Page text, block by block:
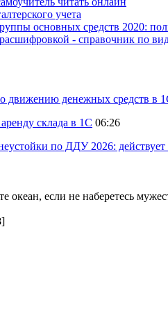
учета
основных средств 2020:
- справочник по
движению денежных средств в
склада в 1С 06:26
по ДДУ 2026:
океан, если не наберетесь